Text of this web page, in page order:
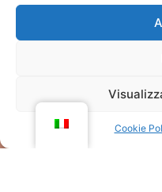
Cookie
a
b
o
o
©Ashram